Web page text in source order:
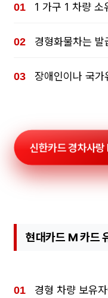
1 가구 1 차량 소
경형화물차는 발
장애인이나 국가
신한카드 경차사
현대카드 M 카드
경형 차량 보유